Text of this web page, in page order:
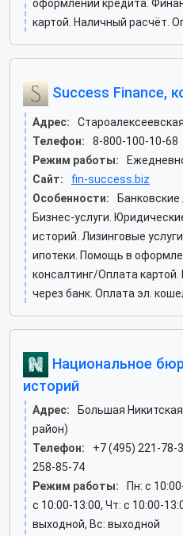
оформлении кредита.
картой. Наличный расчёт.
Success Finance,
Адрес:
Телефон:
8-800-100-10-68
Режим работы:
Сайт:
fin-success.biz
Особенности:
Бизнес-услуги.
историй. Лизинговые
ипотеки. Помощь в
консалтинг/Оплата
через банк. Оплата эл.
Национальное
историй
Адрес:
Большая
район)
Телефон:
+7 (495) 221-78-
258-85-74
Режим работы:
Пн: c
c 10:00-13:00, Чт: c 10:00-
выходной, Вс: выходной